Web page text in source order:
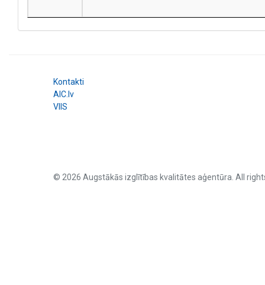
Kontakti
AIC.lv
VIIS
© 2026 Augstākās izglītības kvalitātes aģentūra. All